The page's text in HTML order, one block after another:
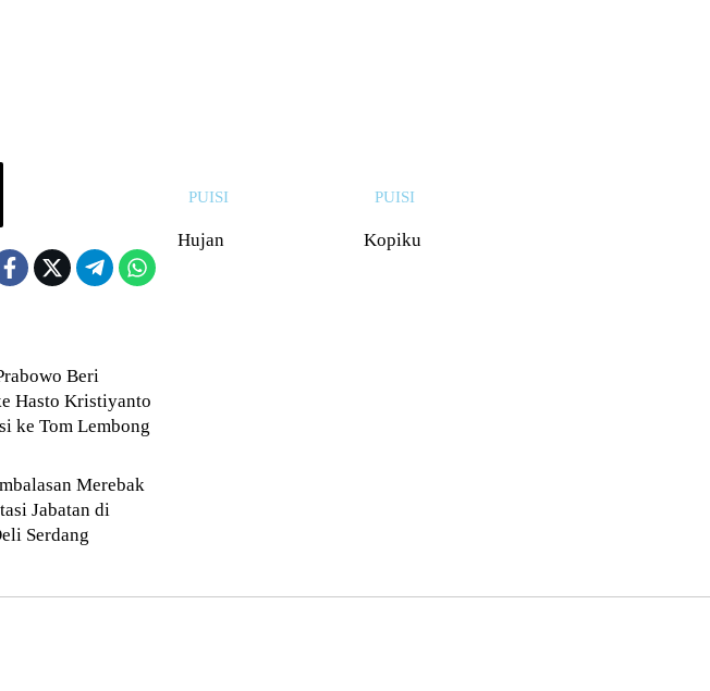
Beri
Hasto Kristiyanto
ke Tom Lembong
Merebak
Jabatan di
Serdang
PUISI
Hujan
PUISI
Kopiku